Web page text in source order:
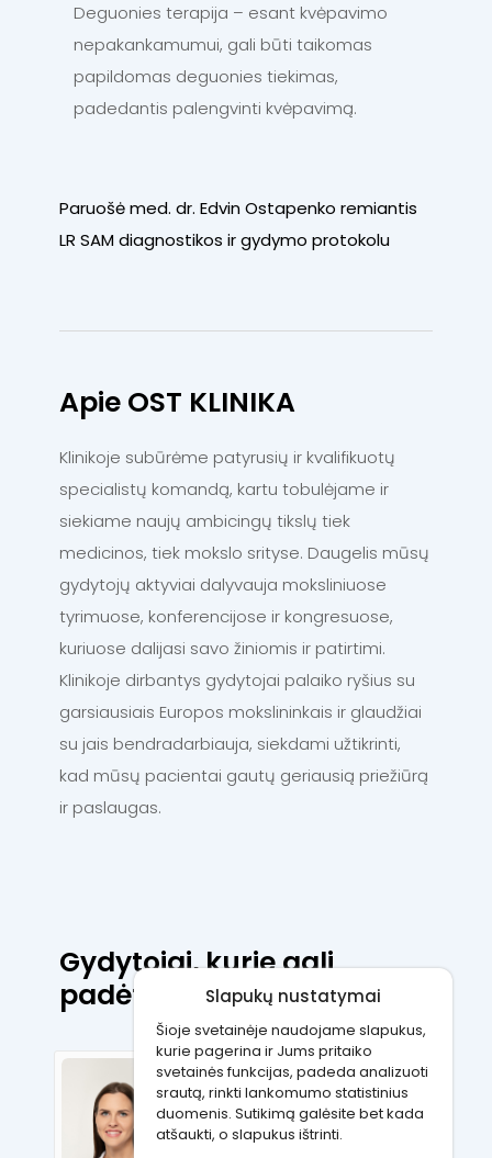
Slapukų nustatymai
Šioje svetainėje naudojame slapukus,
kurie pagerina ir Jums pritaiko
svetainės funkcijas, padeda analizuoti
srautą, rinkti lankomumo statistinius
duomenis. Sutikimą galėsite bet kada
atšaukti, o slapukus ištrinti.
Deguonies terapija – esant kvėpavimo
nepakankamumui, gali būti taikomas
papildomas deguonies tiekimas,
padedantis palengvinti kvėpavimą.
Paruošė med. dr. Edvin Ostapenko remiantis
LR SAM diagnostikos ir gydymo protokolu
Apie OST KLINIKA
Klinikoje subūrėme patyrusių ir kvalifikuotų
specialistų komandą, kartu tobulėjame ir
siekiame naujų ambicingų tikslų tiek
medicinos, tiek mokslo srityse. Daugelis mūsų
gydytojų aktyviai dalyvauja moksliniuose
tyrimuose, konferencijose ir kongresuose,
kuriuose dalijasi savo žiniomis ir patirtimi.
Klinikoje dirbantys gydytojai palaiko ryšius su
garsiausiais Europos mokslininkais ir glaudžiai
su jais bendradarbiauja, siekdami užtikrinti,
kad mūsų pacientai gautų geriausią priežiūrą
ir paslaugas.
Gydytojai, kurie gali
padėti:
Vytautė Pečiulytė
Šeimos gydytoja